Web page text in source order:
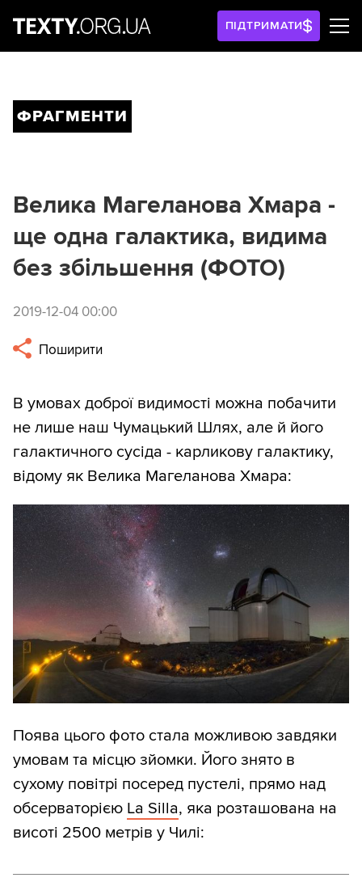
ПІДТРИМАТИ
ФРАГМЕНТИ
Велика Магеланова Хмара -
ще одна галактика, видима
без збільшення (ФОТО)
2019-12-04 00:00
Поширити
В умовах доброї видимості можна побачити
не лише наш Чумацький Шлях, але й його
галактичного сусіда - карликову галактику,
відому як Велика Магеланова Хмара:
Поява цього фото стала можливою завдяки
умовам та місцю зйомки. Його знято в
сухому повітрі посеред пустелі, прямо над
обсерваторією La Silla, яка розташована на
висоті 2500 метрів у Чилі: